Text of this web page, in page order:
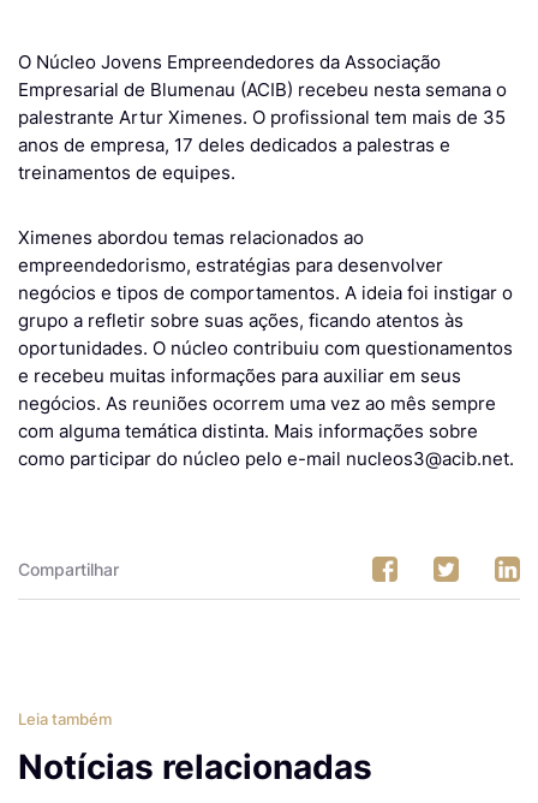
O Núcleo Jovens Empreendedores da Associação
Empresarial de Blumenau (ACIB) recebeu nesta semana o
palestrante Artur Ximenes. O profissional tem mais de 35
anos de empresa, 17 deles dedicados a palestras e
treinamentos de equipes.
Ximenes abordou temas relacionados ao
empreendedorismo, estratégias para desenvolver
negócios e tipos de comportamentos. A ideia foi instigar o
grupo a refletir sobre suas ações, ficando atentos às
oportunidades. O núcleo contribuiu com questionamentos
e recebeu muitas informações para auxiliar em seus
negócios. As reuniões ocorrem uma vez ao mês sempre
com alguma temática distinta. Mais informações sobre
como participar do núcleo pelo e-mail nucleos3@acib.net.
Compartilhar
Leia também
Notícias relacionadas